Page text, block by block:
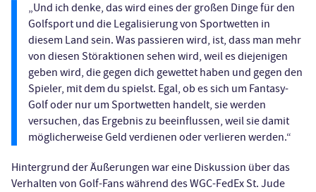
„Und ich denke, das wird eines der großen Dinge für den
Golfsport und die Legalisierung von Sportwetten in
diesem Land sein. Was passieren wird, ist, dass man mehr
von diesen Störaktionen sehen wird, weil es diejenigen
geben wird, die gegen dich gewettet haben und gegen den
Spieler, mit dem du spielst. Egal, ob es sich um Fantasy-
Golf oder nur um Sportwetten handelt, sie werden
versuchen, das Ergebnis zu beeinflussen, weil sie damit
möglicherweise Geld verdienen oder verlieren werden.“
Hintergrund der Äußerungen war eine Diskussion über das
Verhalten von Golf-Fans während des WGC-FedEx St. Jude